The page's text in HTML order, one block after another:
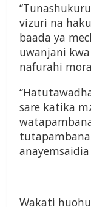
vizuri na
baada ya
uwanjani
nafurahi
sare katika
tutapambana
Wakati